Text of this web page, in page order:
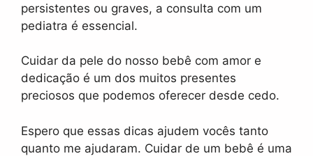
persistentes ou graves, a consulta com um
pediatra é essencial.
Cuidar da pele do nosso bebê com amor e
dedicação é um dos muitos presentes
preciosos que podemos oferecer desde cedo.
Espero que essas dicas ajudem vocês tanto
quanto me ajudaram. Cuidar de um bebê é uma